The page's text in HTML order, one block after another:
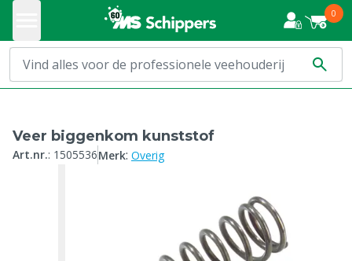
0
Veer biggenkom kunststof
Art.nr.: 1505536Merk: Overig